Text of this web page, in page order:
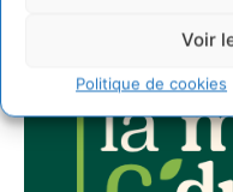
Voir
Politique de cookies